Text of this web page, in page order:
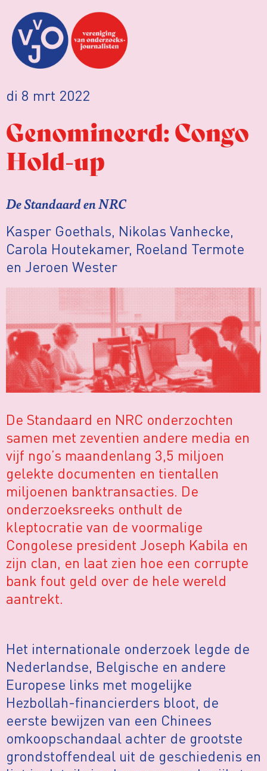
di 8 mrt 2022
Genomineerd: Congo
Hold-up
De Standaard en NRC
Kasper Goethals, Nikolas Vanhecke,
Carola Houtekamer, Roeland Termote
en Jeroen Wester
De Standaard en NRC onderzochten
samen met zeventien andere media en
vijf ngo’s maandenlang 3,5 miljoen
gelekte documenten en tientallen
miljoenen banktransacties. De
onderzoeksreeks onthult de
kleptocratie van de voormalige
Congolese president Joseph Kabila en
zijn clan, en laat zien hoe een corrupte
bank fout geld over de hele wereld
aantrekt.
Het internationale onderzoek legde de
Nederlandse, Belgische en andere
Europese links met mogelijke
Hezbollah-financierders bloot, de
eerste bewijzen van een Chinees
omkoopschandaal achter de grootste
grondstoffendeal uit de geschiedenis en